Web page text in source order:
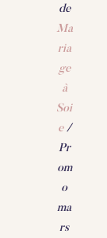
de
Ma
ria
ge
à
Soi
e/
Pr
om
o
ma
rs